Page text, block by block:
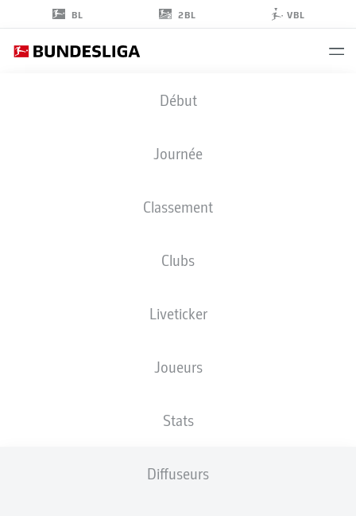
BL 2BL VBL
Début
Journée
Classement
Clubs
Liveticker
Joueurs
Stats
Diffuseurs